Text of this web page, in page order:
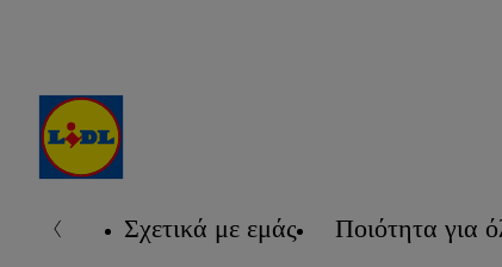
Σχετικά με εμάς Ποιότητα για